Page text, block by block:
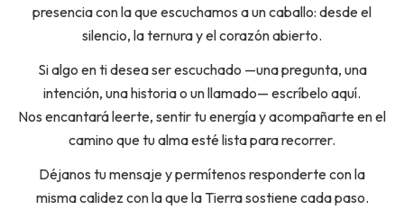
presencia con la que escuchamos a un caballo: desde el
silencio, la ternura y el corazón abierto.
Si algo en ti desea ser escuchado —una pregunta, una
intención, una historia o un llamado— escríbelo aquí.
Nos encantará leerte, sentir tu energía y acompañarte en el
camino que tu alma esté lista para recorrer.
Déjanos tu mensaje y permítenos responderte con la
misma calidez con la que la Tierra sostiene cada paso.